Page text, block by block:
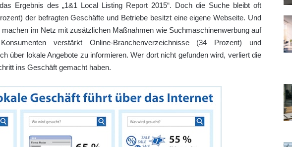
Ergebnis des „1&1 Local Listing Report 2015“. Doch die Suche bleibt oft
der befragten Geschäfte und Betriebe besitzt eine eigene Webseite. Und
im Netz mit zusätzlichen Maßnahmen wie Suchmaschinenwerbung auf
verstärkt Online-Branchenverzeichnisse (34 Prozent) und
über lokale Angebote zu informieren. Wer dort nicht gefunden wird, verliert die
ins Geschäft gemacht haben.